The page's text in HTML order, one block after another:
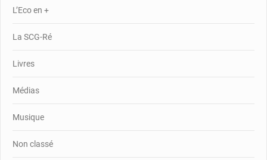
L’Eco en +
La SCG-Ré
Livres
Médias
Musique
Non classé